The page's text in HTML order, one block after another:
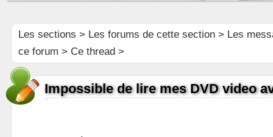
Les sections > Les forums de cette section> Les
ce forum > Ce thread >
Impossible de lire mes DVD video